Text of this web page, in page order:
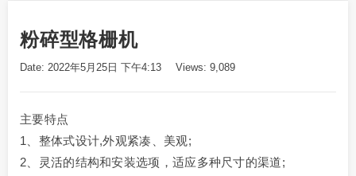
粉碎型格栅机
Date: 2022年5月25日 下午4:13 Views: 9,089
主要特点
1、整体式设计,外观紧凑、美观;
2、灵活的结构和安装选项，适应多种尺寸的渠道;